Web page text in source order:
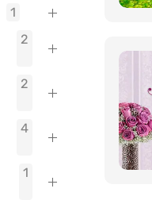
1
2
2
4
1